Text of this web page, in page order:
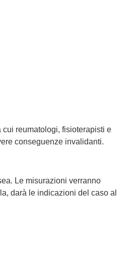
reumatologi, fisioterapisti e
conseguenze invalidanti.
Le misurazioni verranno
darà le indicazioni del caso al